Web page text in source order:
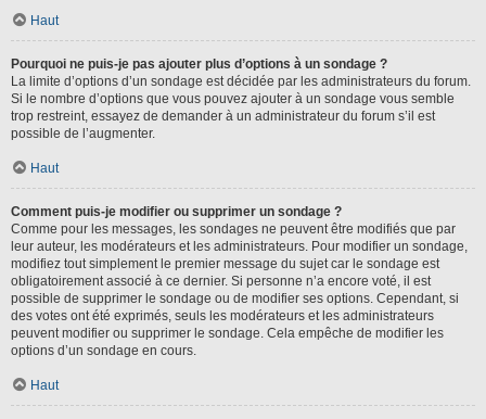
Haut
Pourquoi ne puis-je pas ajouter plus d’options à un sondage ?
La limite d’options d’un sondage est décidée par les administrateurs du forum.
Si le nombre d’options que vous pouvez ajouter à un sondage vous semble
trop restreint, essayez de demander à un administrateur du forum s’il est
possible de l’augmenter.
Haut
Comment puis-je modifier ou supprimer un sondage ?
Comme pour les messages, les sondages ne peuvent être modifiés que par
leur auteur, les modérateurs et les administrateurs. Pour modifier un sondage,
modifiez tout simplement le premier message du sujet car le sondage est
obligatoirement associé à ce dernier. Si personne n’a encore voté, il est
possible de supprimer le sondage ou de modifier ses options. Cependant, si
des votes ont été exprimés, seuls les modérateurs et les administrateurs
peuvent modifier ou supprimer le sondage. Cela empêche de modifier les
options d’un sondage en cours.
Haut